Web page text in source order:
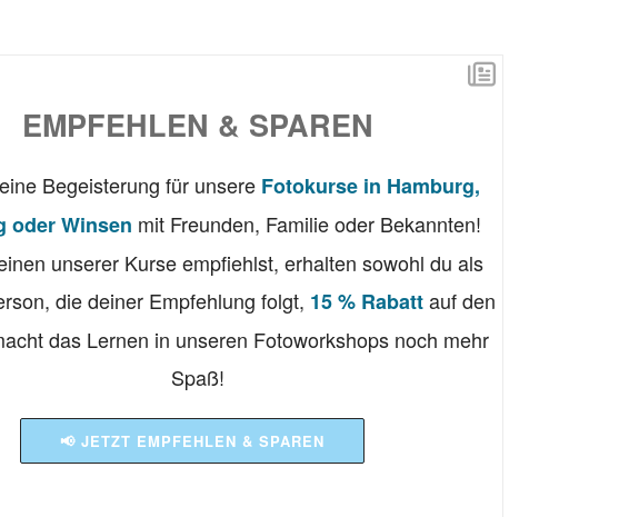
EMPFEHLEN & SPAREN
Begeisterung für unsere Fotokurse in Hamburg,
oder Winsen mit Freunden, Familie oder Bekannten!
unserer Kurse empfiehlst, erhalten sowohl du als
die deiner Empfehlung folgt, 15 % Rabattauf den
das Lernen in unseren Fotoworkshops noch mehr
Spaß!
📢 JETZT EMPFEHLEN & SPAREN